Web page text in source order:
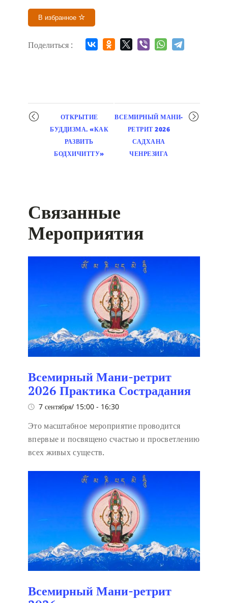
В избранное
Поделиться :
Мероприятие
навигация
ОТКРЫТИЕ
БУДДИЗМА. «КАК
РАЗВИТЬ
БОДХИЧИТТУ»
ВСЕМИРНЫЙ МАНИ-
РЕТРИТ 2026
САДХАНА
ЧЕНРЕЗИГА
Связанные
Мероприятия
Всемирный Мани-ретрит
2026 Практика Сострадания
7 сентября/ 15:00 - 16:30
Это масштабное мероприятие проводится
впервые и посвящено счастью и просветлению
всех живых существ.
Всемирный Мани-ретрит